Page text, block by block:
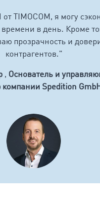
от TIMOCOM, я могу
времени в день. Кроме
прозрачность и
контрагентов."
, Oснователь и
компании Spedition GmbH